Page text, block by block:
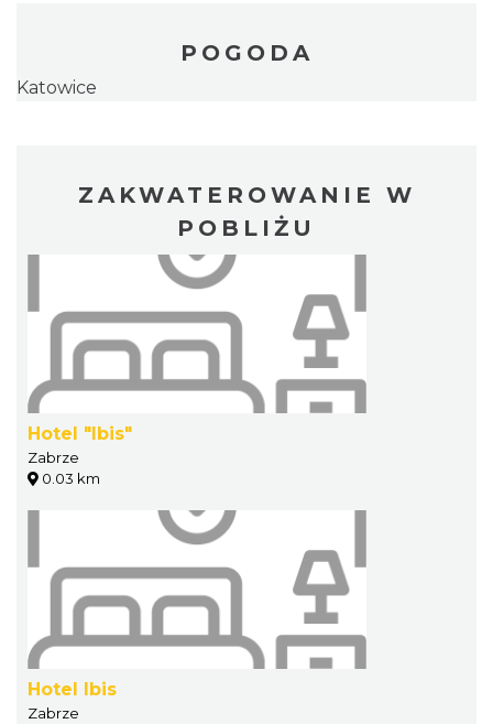
POGODA
Katowice
ZAKWATEROWANIE W
POBLIŻU
Hotel "Ibis"
Zabrze
0.03 km
Hotel Ibis
Zabrze